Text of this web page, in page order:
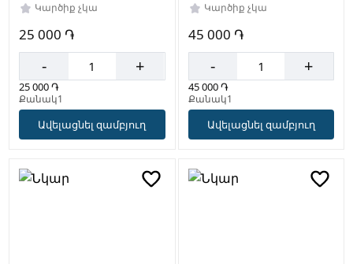
Կարծիք չկա
25 000 ֏
- +
25 000 ֏
Քանակ1
Ավելացնել զամբյուղ
Կարծիք չկա
45 000 ֏
- +
45 000 ֏
Քանակ1
Ավելացնել զամբյուղ